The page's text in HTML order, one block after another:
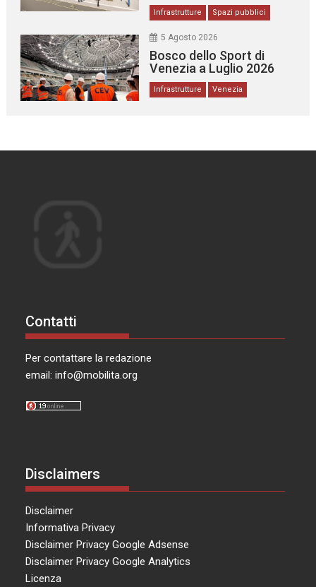
Infrastrutture Spazi pubblici
5 Agosto 2026
Bosco dello Sport di
Venezia a Luglio 2026
Infrastrutture Venezia
Contatti
Per contattare la redazione
email:info@mobilita.org
Disclaimers
Disclaimer
Informativa Privacy
Disclaimer Privacy Google Adsense
Disclaimer Privacy Google Analytics
Licenza